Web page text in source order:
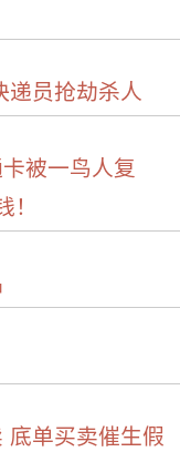
递员抢劫杀人
被一鸟人复
底单买卖催生假